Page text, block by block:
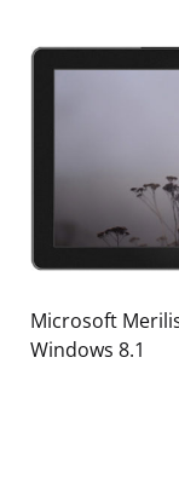
Microsoft
Windows 8.1